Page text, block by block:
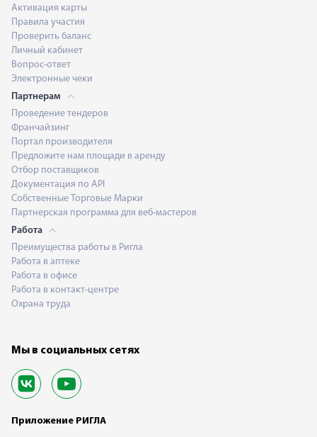
Активация карты
Правила участия
Проверить баланс
Личный кабинет
Вопрос-ответ
Электронные чеки
Партнерам
Проведение тендеров
Франчайзинг
Портал производителя
Предложите нам площади в аренду
Отбор поставщиков
Документация по API
Собственные Торговые Марки
Партнерская программа для веб-мастеров
Работа
Преимущества работы в Ригла
Работа в аптеке
Работа в офисе
Работа в контакт-центре
Охрана труда
Мы в социальных сетях
Приложение РИГЛА